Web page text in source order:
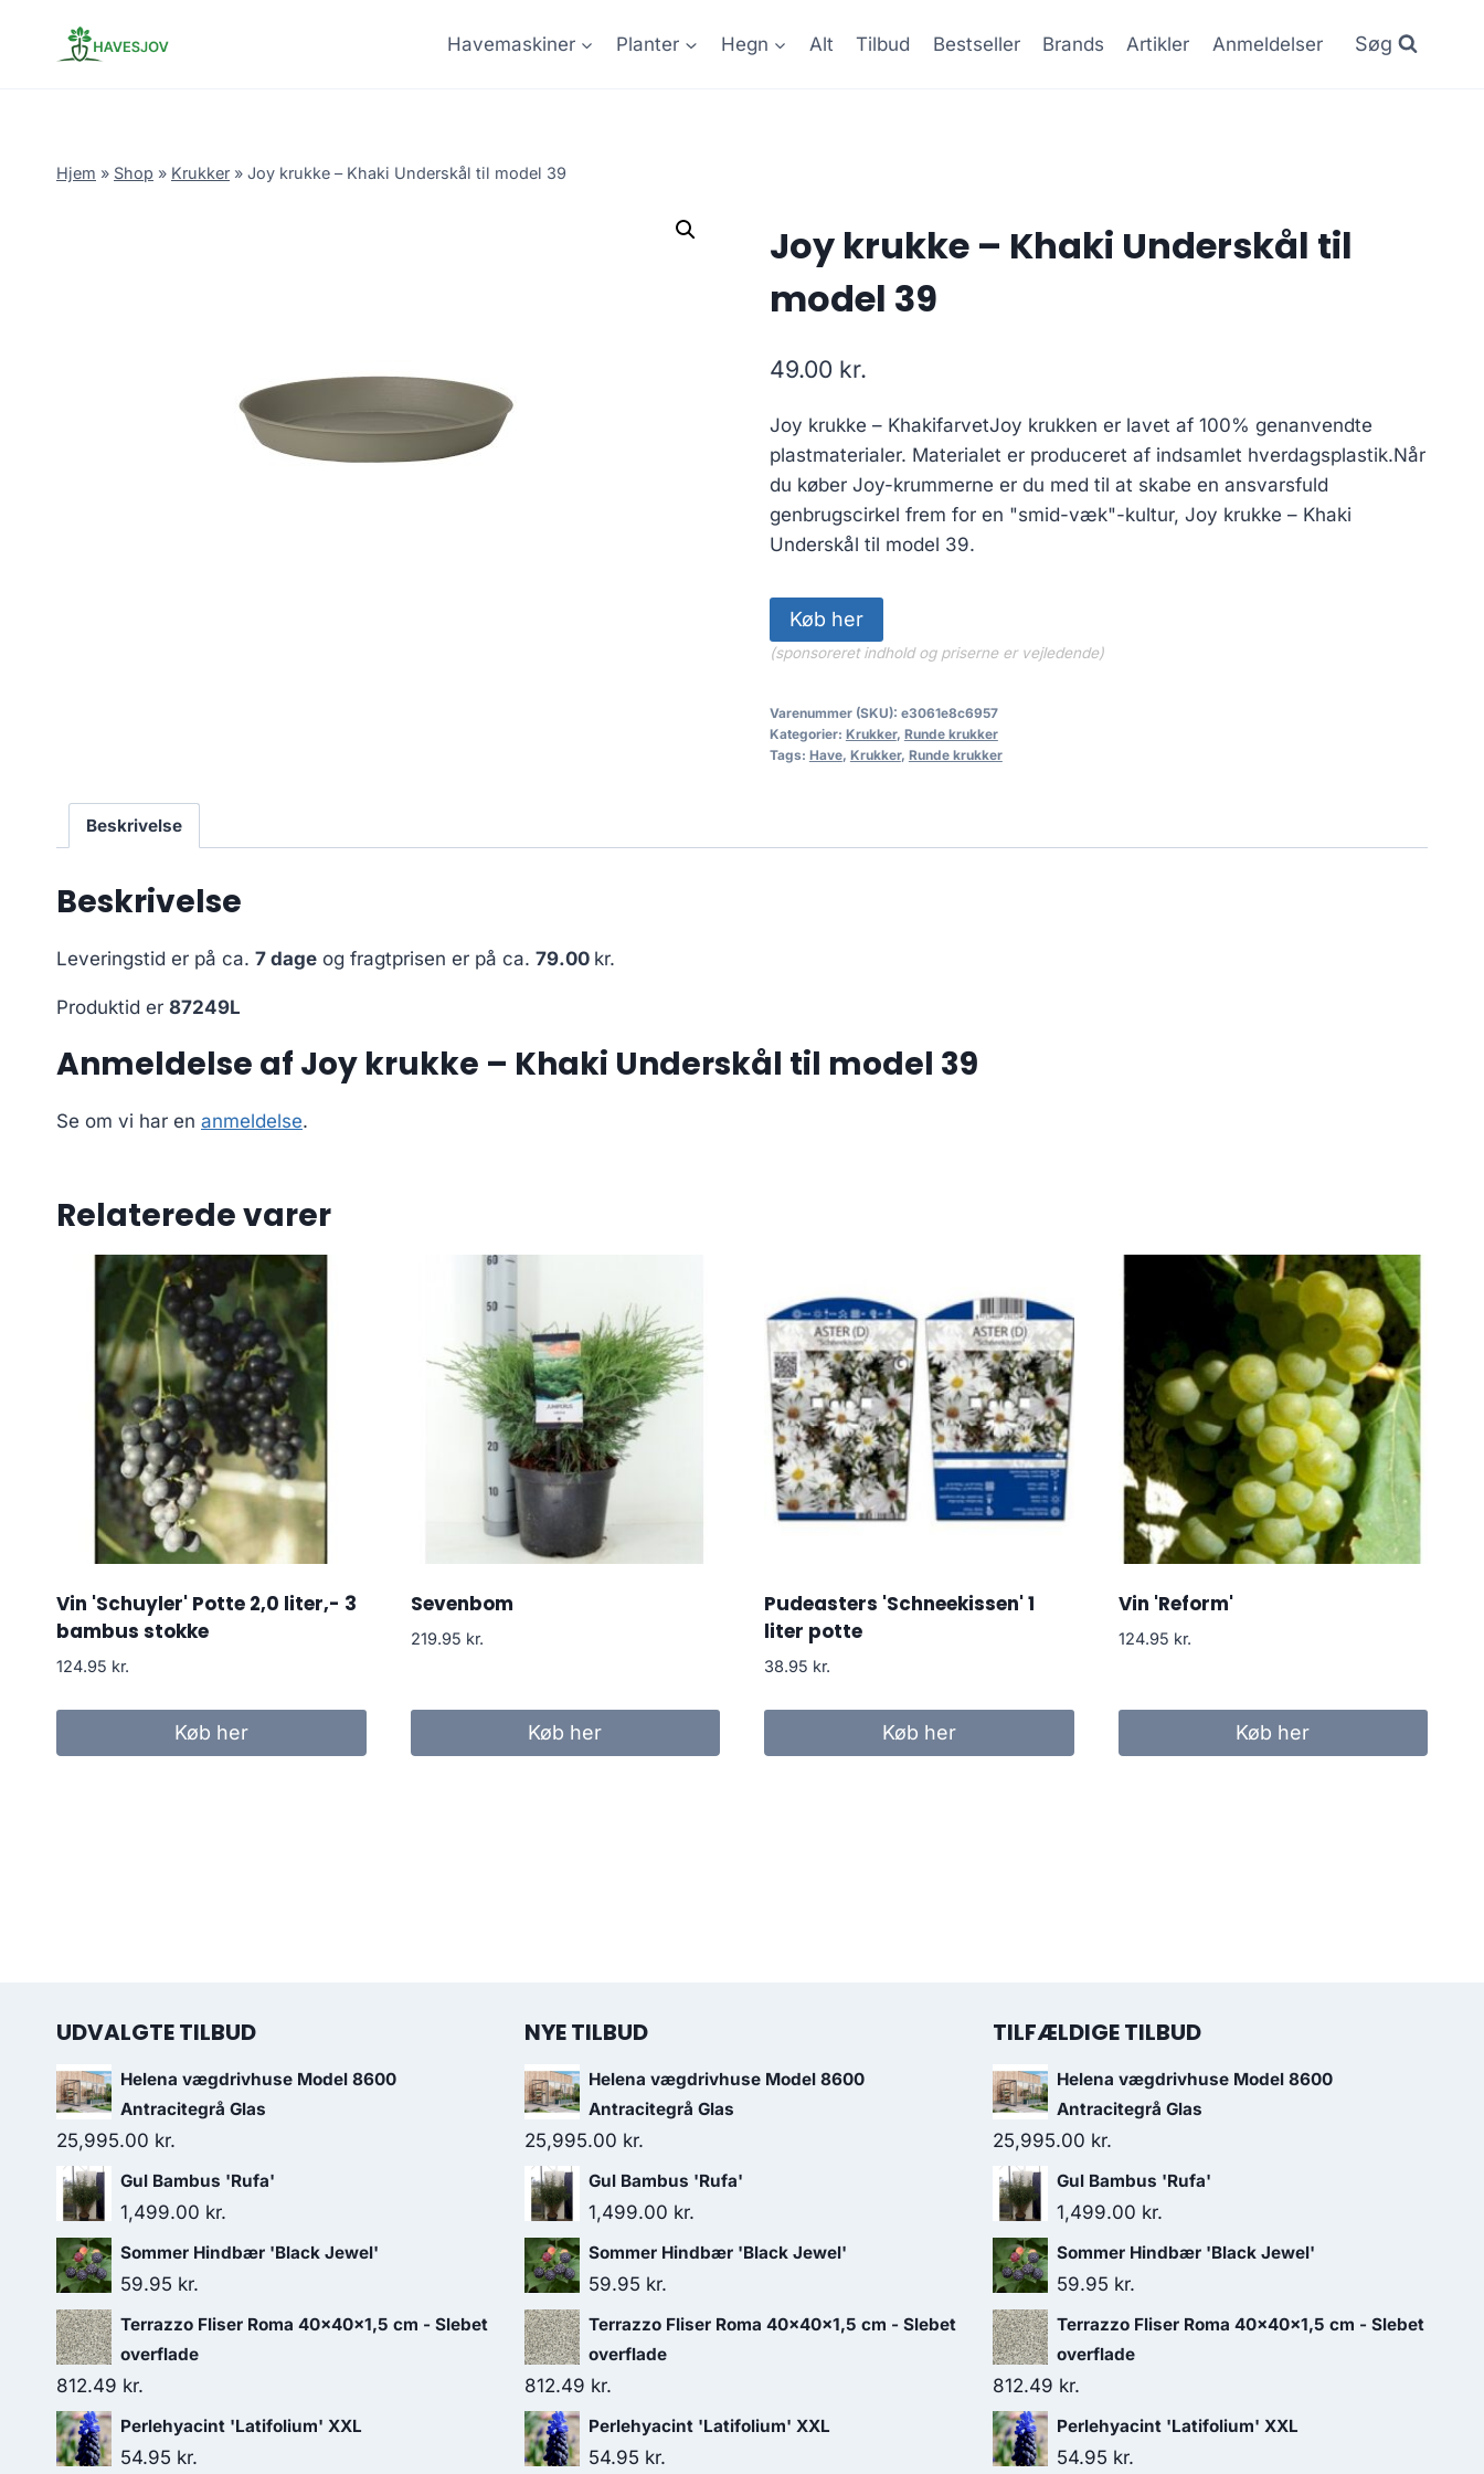
Havemaskiner Planter Hegn Alt Tilbud Bestseller Brands Artikler Anmeldelser Søg
Hjem » Shop » Krukker » Joy krukke – Khaki Underskål til model 39
Joy krukke – Khaki Underskål til
model 39
49.00 kr.
Joy krukke – KhakifarvetJoy krukken er lavet af 100% genanvendte
plastmaterialer. Materialet er produceret af indsamlet hverdagsplastik.Når
du køber Joy-krummerne er du med til at skabe en ansvarsfuld
genbrugscirkel frem for en "smid-væk"-kultur, Joy krukke – Khaki
Underskål til model 39.
Køb her
(sponsoreret indhold og priserne er vejledende)
Varenummer (SKU): e3061e8c6957
Kategorier: Krukker, Runde krukker
Tags: Have, Krukker, Runde krukker
Beskrivelse
Beskrivelse
Leveringstid er på ca. 7 dage og fragtprisen er på ca. 79.00 kr.
Produktid er 87249L
Anmeldelse af Joy krukke – Khaki Underskål til model 39
Se om vi har en anmeldelse.
Relaterede varer
Vin 'Schuyler' Potte 2,0 liter,- 3
bambus stokke
124.95 kr.
Køb her
Sevenbom
219.95 kr.
Køb her
Pudeasters 'Schneekissen' 1
liter potte
38.95 kr.
Køb her
Vin 'Reform'
124.95 kr.
Køb her
UDVALGTE TILBUD
Helena vægdrivhuse Model 8600
Antracitegrå Glas
25,995.00 kr.
Gul Bambus 'Rufa'
1,499.00 kr.
Sommer Hindbær 'Black Jewel'
59.95 kr.
Terrazzo Fliser Roma 40x40x1,5 cm - Slebet
overflade
812.49 kr.
Perlehyacint 'Latifolium' XXL
54.95 kr.
NYE TILBUD
Helena vægdrivhuse Model 8600
Antracitegrå Glas
25,995.00 kr.
Gul Bambus 'Rufa'
1,499.00 kr.
Sommer Hindbær 'Black Jewel'
59.95 kr.
Terrazzo Fliser Roma 40x40x1,5 cm - Slebet
overflade
812.49 kr.
Perlehyacint 'Latifolium' XXL
54.95 kr.
TILFÆLDIGE TILBUD
Helena vægdrivhuse Model 8600
Antracitegrå Glas
25,995.00 kr.
Gul Bambus 'Rufa'
1,499.00 kr.
Sommer Hindbær 'Black Jewel'
59.95 kr.
Terrazzo Fliser Roma 40x40x1,5 cm - Slebet
overflade
812.49 kr.
Perlehyacint 'Latifolium' XXL
54.95 kr.